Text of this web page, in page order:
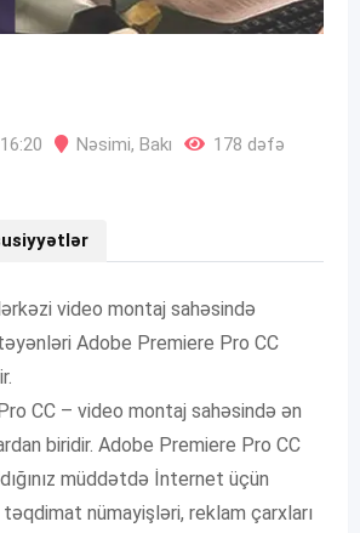
Nəsimi, Bakı
178 dəfə
video montaj sahəsində
Adobe Premiere Pro CC
CC – video montaj sahəsində ən
biridir. Adobe Premiere Pro CC
müddətdə İnternet üçün
nümayişləri, reklam çarxları